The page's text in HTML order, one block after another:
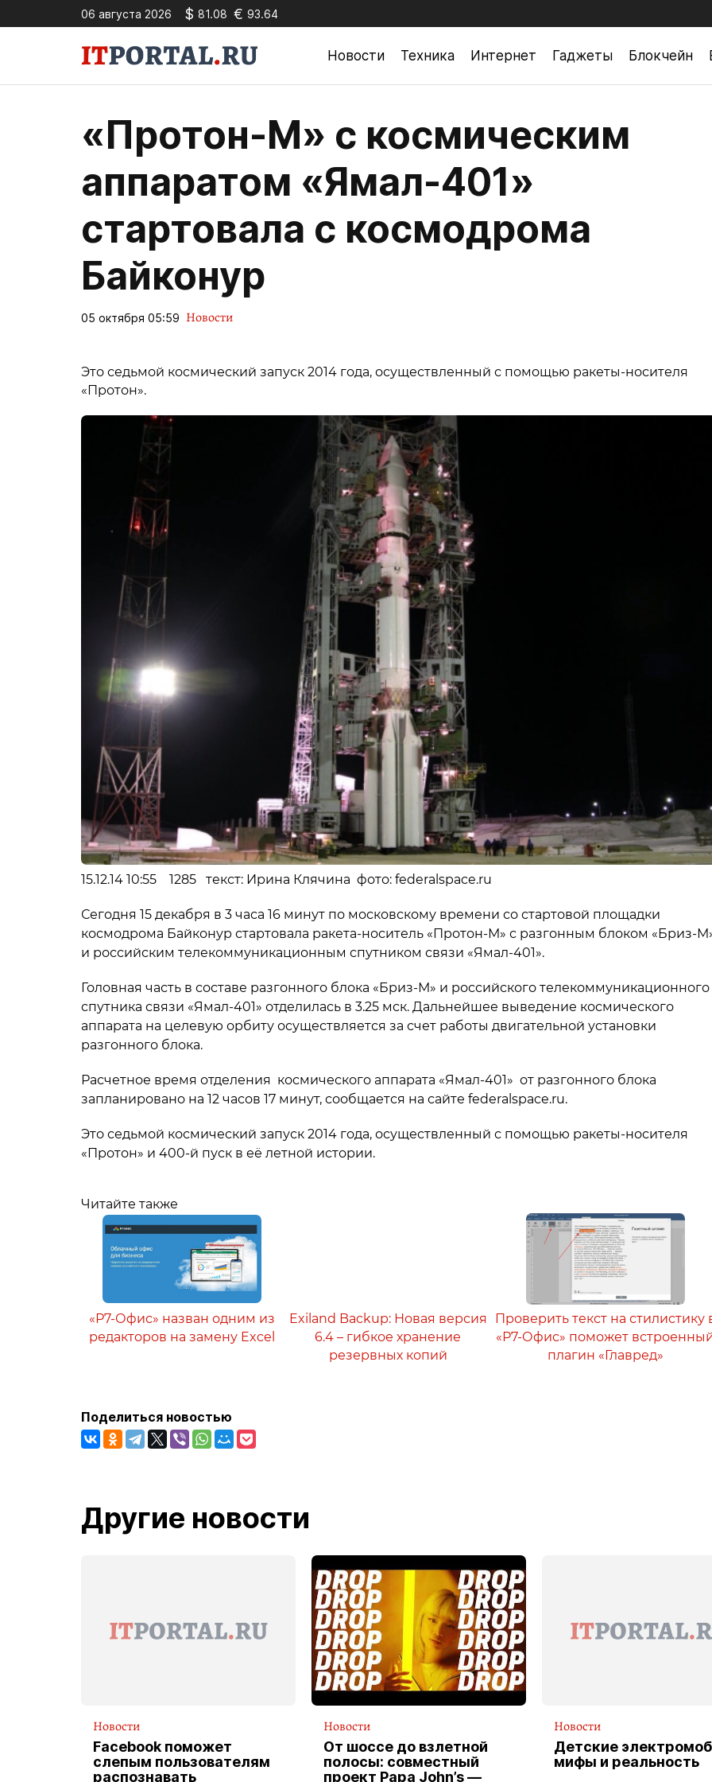
06 августа 2026 $ 81.08 € 93.64
Новости Техника Интернет Гаджеты Блокчейн
«Протон-М» с космическим
аппаратом «Ямал-401»
стартовала с космодрома
Байконур
05 октября 05:59 Новости
Это седьмой космический запуск 2014 года, осуществленный с помощью ракеты-носителя
«Протон».
15.12.14 10:55 1285 текст: Ирина Клячина фото: federalspace.ru
Сегодня 15 декабря в 3 часа 16 минут по московскому времени со стартовой площадки
космодрома Байконур стартовала ракета-носитель «Протон-М» с разгонным блоком «Бриз-
и российским телекоммуникационным спутником связи «Ямал-401».
Головная часть в составе разгонного блока «Бриз-М» и российского телекоммуникационного
спутника связи «Ямал-401» отделилась в 3.25 мск. Дальнейшее выведение космического
аппарата на целевую орбиту осуществляется за счет работы двигательной установки
разгонного блока.
Расчетное время отделения космического аппарата «Ямал-401» от разгонного блока
запланировано на 12 часов 17 минут, сообщается на сайте federalspace.ru.
Это седьмой космический запуск 2014 года, осуществленный с помощью ракеты-носителя
«Протон» и 400-й пуск в её летной истории.
Читайте также
«Р7-Офис» назван одним из
редакторов на замену Excel
Exiland Backup: Новая версия
6.4 – гибкое хранение
резервных копий
Проверить текст на стилистику
«Р7-Офис» поможет
плагин «Главред»
Поделиться новостью
Другие новости
Новости
Facebook поможет
слепым пользователям
распознавать
Новости
От шоссе до взлетной
полосы: совместный
проект Papa John’s —
Новости
Детские
мифы и реальность